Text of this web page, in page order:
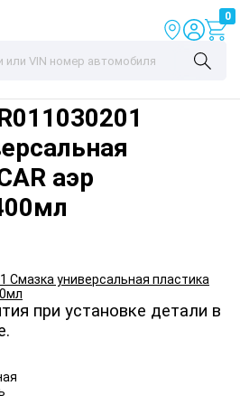
0
аэр
при установке детали в